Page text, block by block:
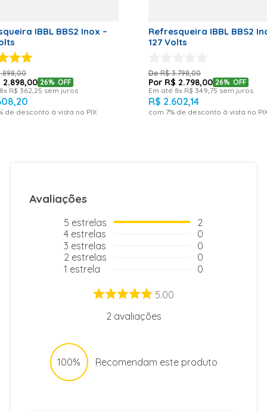
2h30
Comercial:
Sim Grau de
Proteção:
IPX4 Tensão
Nominal (V):
278 Consumo
BBS2
Peso Líquido (kg)
21,2
Dimensões (A x L x P)
65 x 38 x 47
Garantia (Meses)
IBBL BBS2 Inox –
.898,00
2.898,00 26% OFF
8x R$ 362 25 sem juros
,20
de desconto à vista no PIX
Refresqueira IBBL BBS2
127 Volts
R$ 3.798,00
R$ 2.798,00 26% OFF
Em até 8x R$ 349 75 sem juros
R$ 2.602,14
com 7% de desconto à vista no
Avaliações
5 estrelas
4 estrelas
3 estrelas
2 estrelas
1 estrela
2
0
0
0
0
5.00
2 avaliações
100% Recomendam este produto